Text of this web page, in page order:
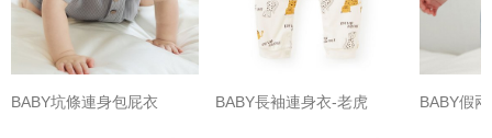
(圖片格式限jpg、jpeg)
BABY坑條連身包屁衣 BABY長袖連身衣-老虎 BABY假